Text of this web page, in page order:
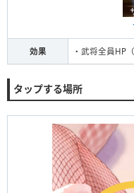
効果 ・武将全員HP
タップする場所